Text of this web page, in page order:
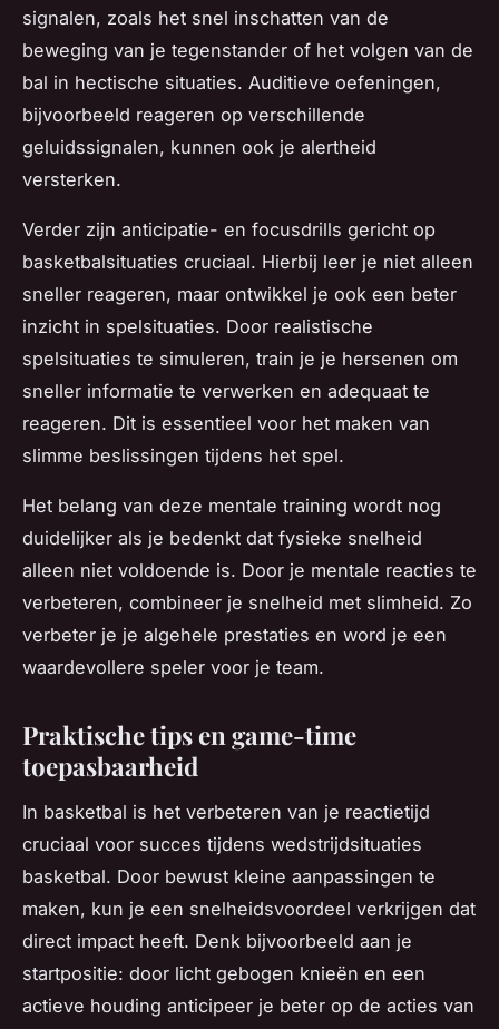
signalen, zoals het snel inschatten van de
beweging van je tegenstander of het volgen van de
bal in hectische situaties. Auditieve oefeningen,
bijvoorbeeld reageren op verschillende
geluidssignalen, kunnen ook je alertheid
versterken.
Verder zijn anticipatie- en focusdrills gericht op
basketbalsituaties cruciaal. Hierbij leer je niet alleen
sneller reageren, maar ontwikkel je ook een beter
inzicht in spelsituaties. Door realistische
spelsituaties te simuleren, train je je hersenen om
sneller informatie te verwerken en adequaat te
reageren. Dit is essentieel voor het maken van
slimme beslissingen tijdens het spel.
Het belang van deze mentale training wordt nog
duidelijker als je bedenkt dat fysieke snelheid
alleen niet voldoende is. Door je mentale reacties te
verbeteren, combineer je snelheid met slimheid. Zo
verbeter je je algehele prestaties en word je een
waardevollere speler voor je team.
Praktische tips en game-time
toepasbaarheid
In basketbal is het verbeteren van je reactietijd
cruciaal voor succes tijdens wedstrijdsituaties
basketbal. Door bewust kleine aanpassingen te
maken, kun je een snelheidsvoordeel verkrijgen dat
direct impact heeft. Denk bijvoorbeeld aan je
startpositie: door licht gebogen knieën en een
actieve houding anticipeer je beter op de acties van